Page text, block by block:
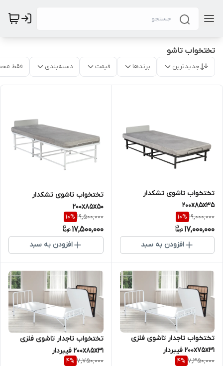
تختخواب تاشو
جدیدترین برندها قیمت دسته‌بندی فقط
تختخواب تاشوی تشکدار
200x85x35
19,000,000
10%
17,000,000
افزودن به سبد
تختخواب تاشوی تشکدار
200x85x50
19,500,000
10%
17,500,000
افزودن به سبد
تختخواب تاجدار تاشوی فلزی
200x75x31 فیبردار
7,350,000
4%
تختخواب تاجدار تاشوی فلزی
200x85x31 فیبردار
7,750,000
4%